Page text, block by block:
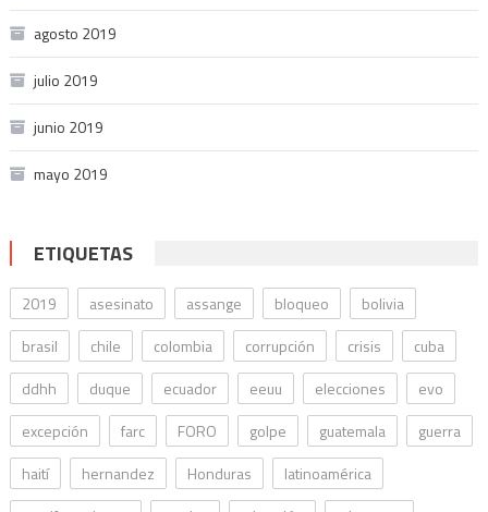
agosto 2019
julio 2019
junio 2019
mayo 2019
ETIQUETAS
2019 asesinato assange bloqueo
bolivia
brasil
chile colombia corrupción crisis
cuba
ddhh
duque ecuador eeuu elecciones
evo
excepción
farc FORO golpe guatemala
guerra
haití
hernandez Honduras
latinoamérica